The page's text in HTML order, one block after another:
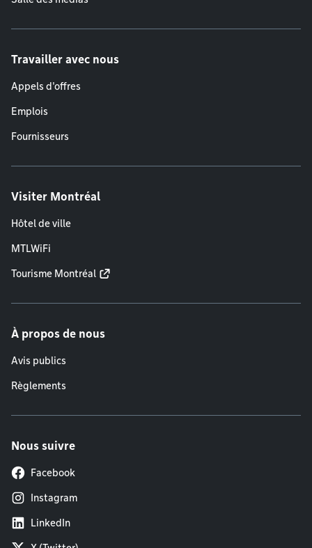
Travailler avec nous
Appels d'offres
Emplois
Fournisseurs
Visiter Montréal
Hôtel de ville
MTLWiFi
Tourisme Montréal
À propos de nous
Avis publics
Règlements
Nous suivre
Facebook
Instagram
LinkedIn